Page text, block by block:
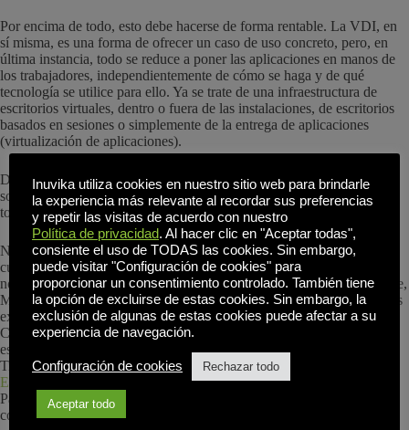
Por encima de todo, esto debe hacerse de forma rentable. La VDI, en
sí misma, es una forma de ofrecer un caso de uso concreto, pero, en
última instancia, todo se reduce a poner las aplicaciones en manos de
los trabajadores, independientemente de cómo se haga y de qué
tecnología se utilice para ello. Ya se trate de una infraestructura de
escritorios virtuales, dentro o fuera de las instalaciones, de escritorios
basados en sesiones o simplemente de la entrega de aplicaciones
(virtualización de aplicaciones).
Dicho esto, ahora es el momento de analizar también quién ofrece
soluciones alternativas de escritorio virtual, dadas las turbulencias en
torno a los "dos grandes" proveedores.
Normalmente, cuando pensamos en informática de usuario final, sea
cual sea la forma tecnológica que adopte, las primeras soluciones que
nos vienen a la mente son las de Citrix, VMware y, más recientemente,
Microsoft con AVD. No me malinterpreten, todas estas son soluciones
excelentes, y he basado la mayor parte de mi carrera en trabajar con
Citrix y VMware. Sin embargo, el mundo está cambiando,
especialmente con el reciente cambio de propiedad de Citrix (ahora
Tibco Software) y VMware (ahora Broadcom).venta del negocio
EUC a la empresa de capital riesgo KKR. KKR también posee
Parallels y más recientemente adquirió Awingu. Será interesante ver
cómo evoluciona todo esto.
Inuvika utiliza cookies en nuestro sitio web para brindarle
la experiencia más relevante al recordar sus preferencias
y repetir las visitas de acuerdo con nuestro
Política de privacidad. Al hacer clic en "Aceptar todas",
consiente el uso de TODAS las cookies. Sin embargo,
puede visitar "Configuración de cookies" para
proporcionar un consentimiento controlado. También tiene
la opción de excluirse de estas cookies. Sin embargo, la
exclusión de algunas de estas cookies puede afectar a su
experiencia de navegación.
Configuración de cookies Rechazar todo
Aceptar todo